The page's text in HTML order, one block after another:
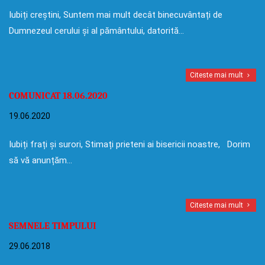
Iubiți creștini, Suntem mai mult decât binecuvântați de
Dumnezeul cerului și al pământului, datorită…
Citeste mai mult
COMUNICAT 18.06.2020
19.06.2020
Iubiți frați și surori, Stimați prieteni ai bisericii noastre, Dorim
să vă anunțăm…
Citeste mai mult
SEMNELE TIMPULUI
29.06.2018